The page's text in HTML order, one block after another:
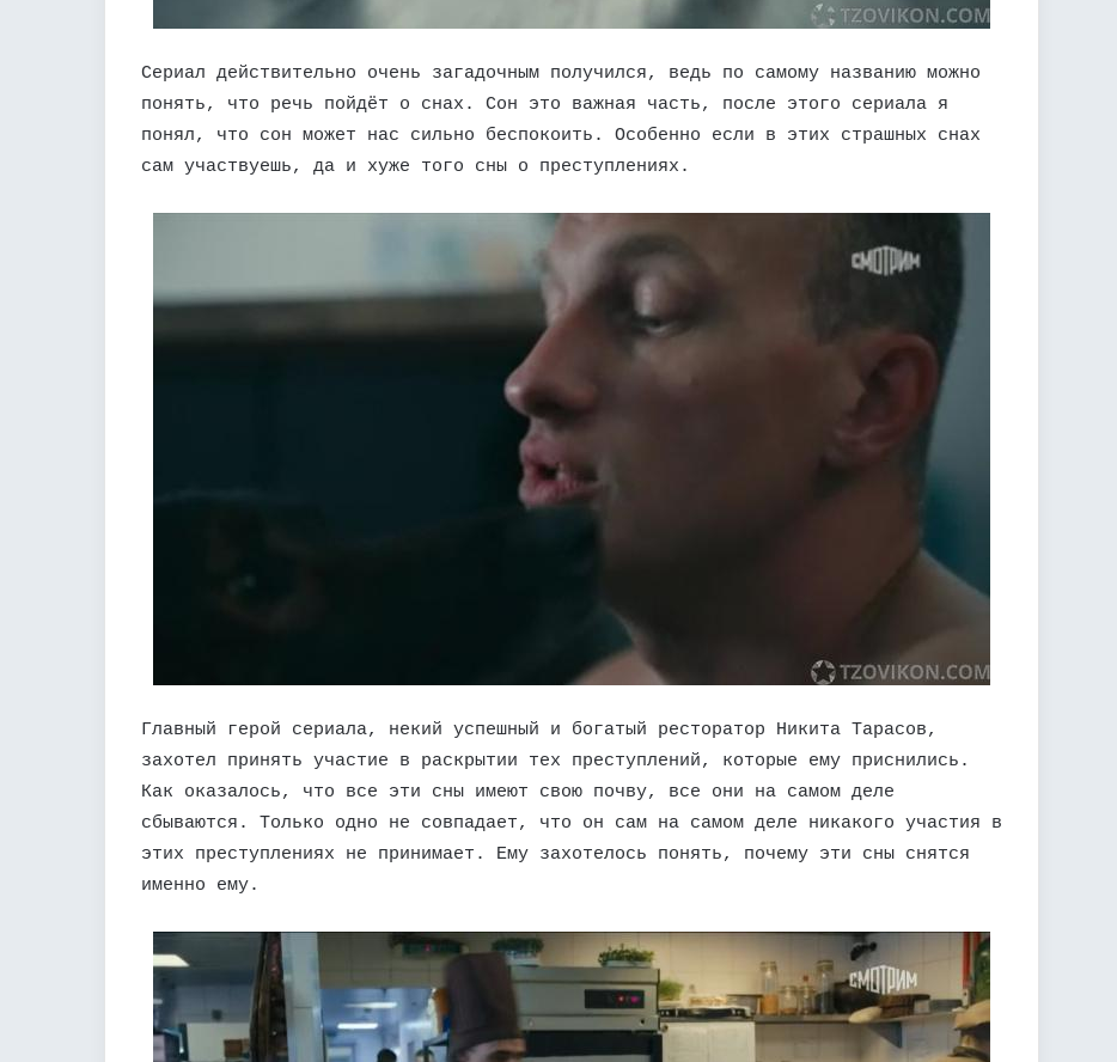
Сериал действительно очень загадочным получился, ведь по самому названию можно
понять, что речь пойдёт о снах. Сон это важная часть, после этого сериала я
понял, что сон может нас сильно беспокоить. Особенно если в этих страшных снах
сам участвуешь, да и хуже того сны о преступлениях.
Главный герой сериала, некий успешный и богатый ресторатор Никита Тарасов,
захотел принять участие в раскрытии тех преступлений, которые ему приснились.
Как оказалось, что все эти сны имеют свою почву, все они на самом деле
сбываются. Только одно не совпадает, что он сам на самом деле никакого участия в
этих преступлениях не принимает. Ему захотелось понять, почему эти сны снятся
именно ему.